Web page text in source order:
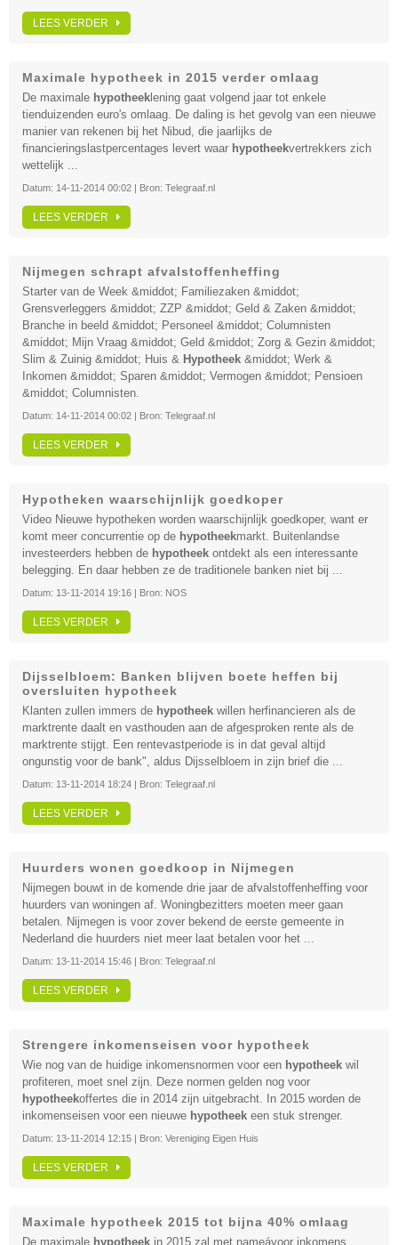
LEES VERDER
Maximale hypotheek in 2015 verder omlaag
De maximale hypotheek lening gaat volgend jaar tot enkele
tienduizenden euro's omlaag. De daling is het gevolg van een nieuwe
manier van rekenen bij het Nibud, die jaarlijks de
financieringslastpercentages levert waar hypotheekvertrekkers zich
wettelijk ...
Datum: 14-11-2014 00:02 | Bron: Telegraaf.nl
LEES VERDER
Nijmegen schrapt afvalstoffenheffing
Starter van de Week &middot; Familiezaken &middot;
Grensverleggers &middot; ZZP &middot; Geld & Zaken &middot;
Branche in beeld &middot; Personeel &middot; Columnisten
&middot; Mijn Vraag &middot; Geld &middot; Zorg & Gezin &middot;
Slim & Zuinig &middot; Huis & Hypotheek &middot; Werk &
Inkomen &middot; Sparen &middot; Vermogen &middot; Pensioen
&middot; Columnisten.
Datum: 14-11-2014 00:02 | Bron: Telegraaf.nl
LEES VERDER
Hypotheken waarschijnlijk goedkoper
Video Nieuwe hypotheken worden waarschijnlijk goedkoper, want er
komt meer concurrentie op de hypotheekmarkt. Buitenlandse
investeerders hebben de hypotheek ontdekt als een interessante
belegging. En daar hebben ze de traditionele banken niet bij ...
Datum: 13-11-2014 19:16 | Bron: NOS
LEES VERDER
Dijsselbloem: Banken blijven boete heffen bij
oversluiten hypotheek
Klanten zullen immers de hypotheek willen herfinancieren als de
marktrente daalt en vasthouden aan de afgesproken rente als de
marktrente stijgt. Een rentevastperiode is in dat geval altijd
ongunstig voor de bank", aldus Dijsselbloem in zijn brief die ...
Datum: 13-11-2014 18:24 | Bron: Telegraaf.nl
LEES VERDER
Huurders wonen goedkoop in Nijmegen
Nijmegen bouwt in de komende drie jaar de afvalstoffenheffing voor
huurders van woningen af. Woningbezitters moeten meer gaan
betalen. Nijmegen is voor zover bekend de eerste gemeente in
Nederland die huurders niet meer laat betalen voor het ...
Datum: 13-11-2014 15:46 | Bron: Telegraaf.nl
LEES VERDER
Strengere inkomenseisen voor hypotheek
Wie nog van de huidige inkomensnormen voor een hypotheek wil
profiteren, moet snel zijn. Deze normen gelden nog voor
hypotheekoffertes die in 2014 zijn uitgebracht. In 2015 worden de
inkomenseisen voor een nieuwe hypotheek een stuk strenger.
Datum: 13-11-2014 12:15 | Bron: Vereniging Eigen Huis
LEES VERDER
Maximale hypotheek 2015 tot bijna 40% omlaag
De maximale hypotheek in 2015 zal met nameávoor inkomens